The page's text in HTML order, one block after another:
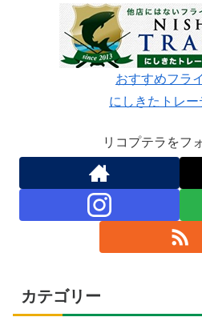
おすすめフラ
にしきたトレ
リコプテラをフ
カテゴリー